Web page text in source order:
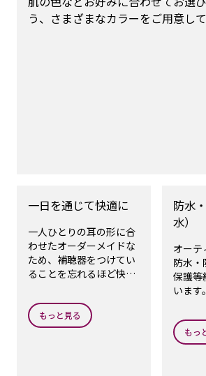
う、さまざまなカラーをご用意して
一日を通じて快適に
一人ひとりの耳の形に合
わせたオーダーメイドな
ため、補聴器をつけてい
ることを忘れるほど快適
もっと見る
防水
水）
オーテ
防水・
保護等
います
用い
ながら
たまま
もっ